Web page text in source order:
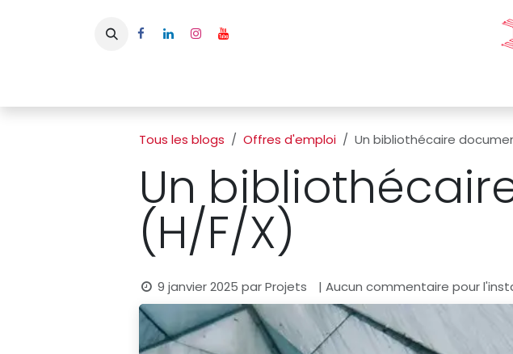
Tous les blogs Offres d'emploi Un bibliothécaire
Un
(H/F/X)
9 janvier 2025 parProjets | Aucun commentaire pour